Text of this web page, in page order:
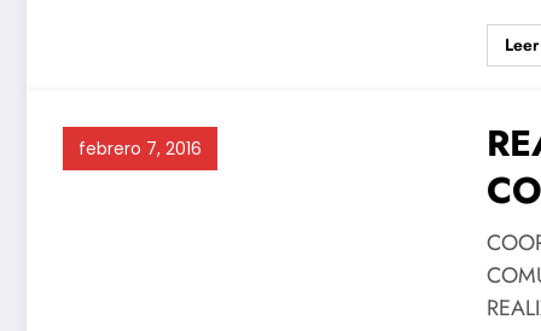
febrero 7, 2016